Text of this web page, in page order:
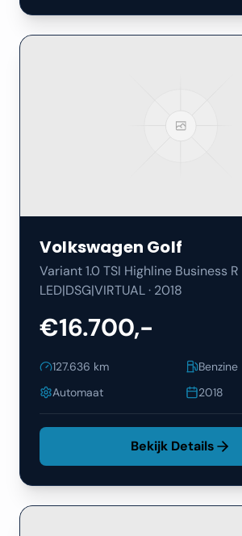
Volkswagen Golf
Variant 1.0 TSI Highline Business R
LED|DSG|VIRTUAL· 2018
€16.700,-
127.636 km
Benzine
Automaat
2018
Bekijk Details